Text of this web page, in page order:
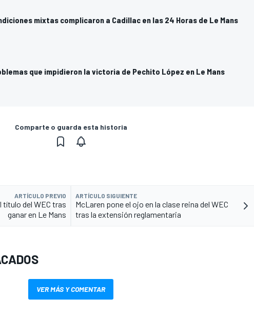
mixtas complicaron a Cadillac en las 24 Horas de Le Mans
que impidieron la victoria de Pechito López en Le Mans
Comparte o guarda esta historia
ARTÍCULO PREVIO
título del WEC tras
ganar en Le Mans
ARTÍCULO SIGUIENTE
McLaren pone el ojo en la clase reina del WEC
tras la extensión reglamentaria
VER MÁS Y COMENTAR